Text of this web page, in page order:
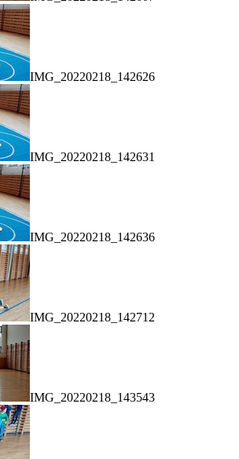
IMG_20220218_142626
IMG_20220218_142631
IMG_20220218_142636
IMG_20220218_142712
IMG_20220218_143543